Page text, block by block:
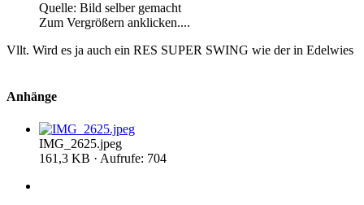
Quelle: Bild selber gemacht
Zum Vergrößern anklicken....
Vllt. Wird es ja auch ein RES SUPER SWING wie der in Edelwies
Anhänge
IMG_2625.jpeg
161,3 KB · Aufrufe: 704